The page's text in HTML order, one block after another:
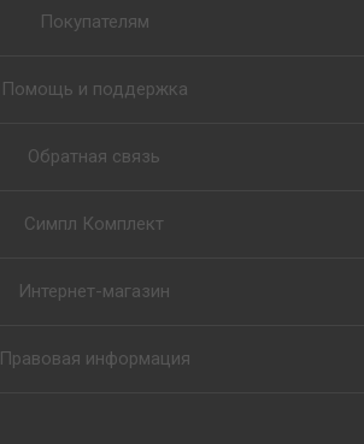
Покупателям
Помощь и поддержка
Обратная связь
Симпл Комплект
Интернет-магазин
Правовая информация